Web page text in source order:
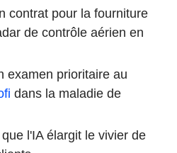
contrat pour la fourniture
de contrôle aérien en
examen prioritaire au
dans la maladie de
l'IA élargit le vivier de